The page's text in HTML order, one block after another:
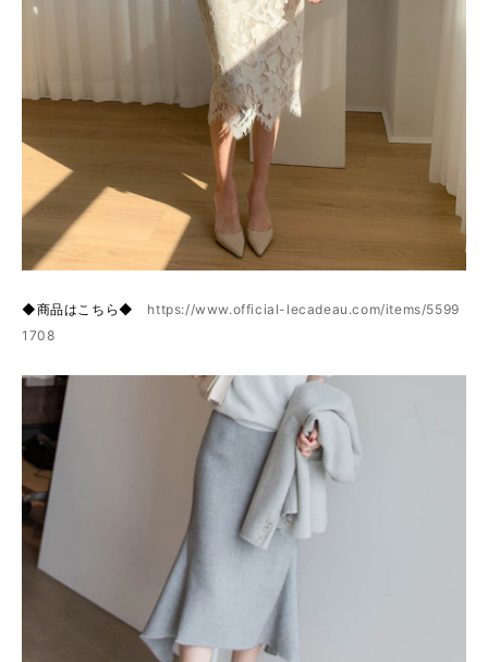
◆商品はこちら◆ https://www.official-lecadeau.com/items/5599
1708